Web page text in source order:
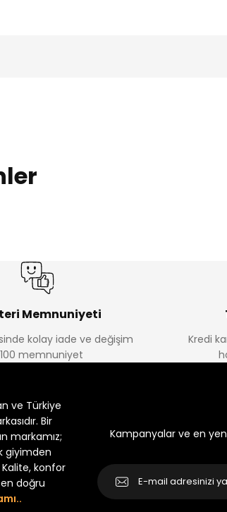
Tulum
Memnuniyeti
kolay iade ve değişim
memnuniyet
Kredi
ve Türkiye
Bir
markamız;
giyimden
konfor
doğru
Kampanyalar ve en